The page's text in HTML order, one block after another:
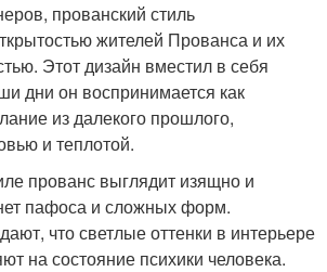
прованский стиль
жителей Прованса и их
Этот дизайн вместил в себя
дни он воспринимается как
из далекого прошлого,
и теплотой.
прованс выглядит изящно и
пафоса и сложных форм.
что светлые оттенки в интерьере
на состояние психики человека.